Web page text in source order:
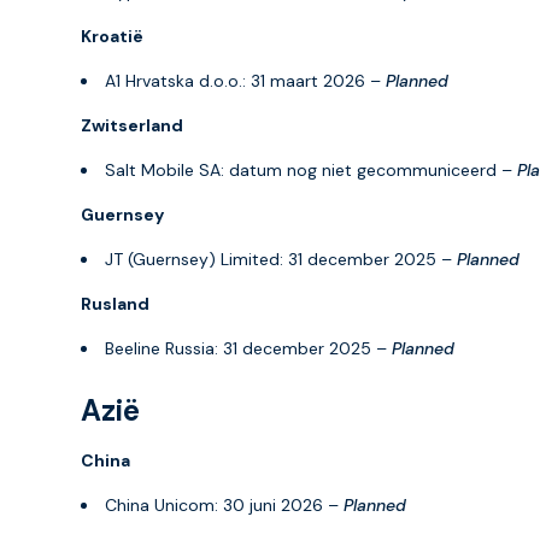
Kroatië
A1 Hrvatska d.o.o.: 31 maart 2026 – Planned
Zwitserland
Salt Mobile SA: datum nog niet gecommuniceerd –
Guernsey
JT (Guernsey) Limited: 31 december 2025 – Planned
Rusland
Beeline Russia: 31 december 2025 – Planned
Azië
China
China Unicom: 30 juni 2026 – Planned